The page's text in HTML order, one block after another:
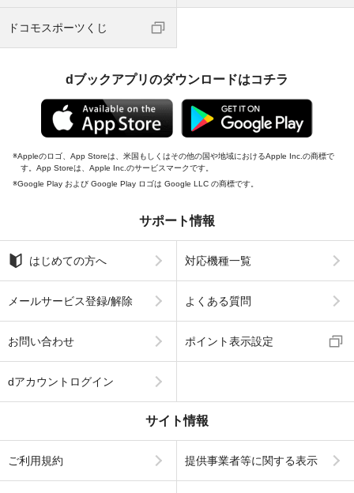
ドコモスポーツくじ
dブックアプリのダウンロードはコチラ
Appleのロゴ、App Storeは、米国もしくはその他の国や地域におけるApple Inc.の商標で
す。App Storeは、Apple Inc.のサービスマークです。
Google Play および Google Play ロゴは Google LLC の商標です。
サポート情報
はじめての方へ 対応機種一覧
メールサービス登録/解除 よくある質問
お問い合わせ ポイント表示設定
dアカウントログイン
サイト情報
ご利用規約 提供事業者等に関する表示